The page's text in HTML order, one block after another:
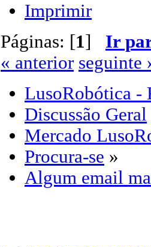
Imprimir
Páginas: [1] Ir
« anterior seguinte
LusoRobótica -
Discussão Geral
Mercado
Procura-se »
Algum email